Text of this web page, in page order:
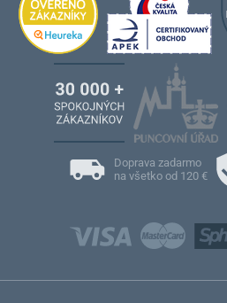
Doprava zadarmo
na všetko od 120 €